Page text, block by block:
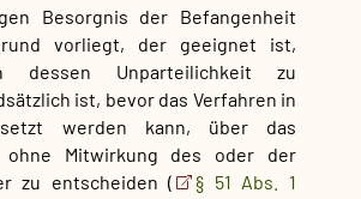
Besorgnis der Befangenheit
vorliegt, der geeignet ist,
dessen Unparteilichkeit zu
ist, bevor das Verfahren in
werden kann, über das
ohne Mitwirkung des oder der
zu entscheiden (
§ 51 Abs. 1